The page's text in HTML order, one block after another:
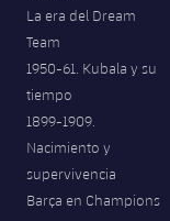
La era del Dream
Team
1950-61. Kubala y su
tiempo
1899-1909.
Nacimiento y
supervivencia
Barça en Champions